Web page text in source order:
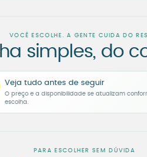
VOCÊ ESCOLHE. A GENTE CUIDA DO
simples, do
Veja tudo antes de seguir
O preço e a disponibilidade se atualizam
escolha.
PARA ESCOLHER SEM DÚVIDA